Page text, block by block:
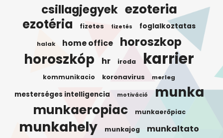
csillagjegyek ezoteria
ezotéria fizetes fizetés foglalkoztatas
halak home office horoszkop
horoszkóp hr iroda karrier
kommunikacio koronavirus merleg
mesterséges intelligencia motiváció munka
munkaeropiac munkaerőpiac
munkahely munkajog munkaltato